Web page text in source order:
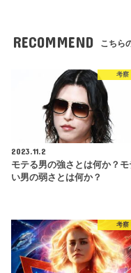
RECOMMEND こちら
考察
2023.11.2
モテる男の強さとは何か？モ
い男の弱さとは何か？
考察